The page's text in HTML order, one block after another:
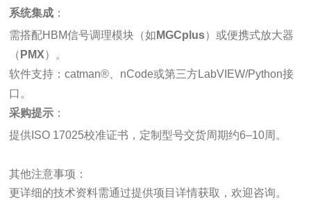
系统集成 ：
需搭配HBM信号调理模块（如 MGCplus）或便携式放大器
（ PMX）。
软件支持：catman®、nCode或第三方LabVIEW/Python接
口。
采购提示 ：
提供ISO 17025校准证书，定制型号交货周期约6–10周。
其他注意事项：
更详细的技术资料需通过提供项目详情获取，欢迎咨询。